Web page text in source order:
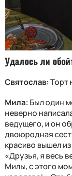
Удалось ли
Святослав:Торт
Мила: Был один
неверно
ведущего, и он
двоюродная
красиво вышел
«Друзья, я весь
Милы, с этого